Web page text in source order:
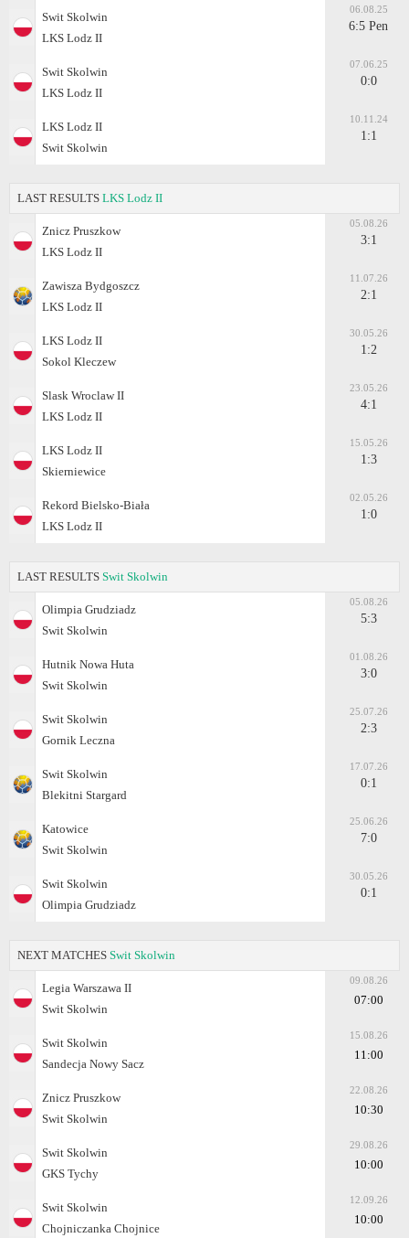
Swit Skolwin
LKS Lodz II
06.08.25
6:5 Pen
Swit Skolwin
LKS Lodz II
07.06.25
0:0
LKS Lodz II
Swit Skolwin
10.11.24
1:1
LAST RESULTS LKS Lodz II
Znicz Pruszkow
LKS Lodz II
05.08.26
3:1
Zawisza Bydgoszcz
LKS Lodz II
11.07.26
2:1
LKS Lodz II
Sokol Kleczew
30.05.26
1:2
Slask Wroclaw II
LKS Lodz II
23.05.26
4:1
LKS Lodz II
Skierniewice
15.05.26
1:3
Rekord Bielsko-Biała
LKS Lodz II
02.05.26
1:0
LAST RESULTS Swit Skolwin
Olimpia Grudziadz
Swit Skolwin
05.08.26
5:3
Hutnik Nowa Huta
Swit Skolwin
01.08.26
3:0
Swit Skolwin
Gornik Leczna
25.07.26
2:3
Swit Skolwin
Blekitni Stargard
17.07.26
0:1
Katowice
Swit Skolwin
25.06.26
7:0
Swit Skolwin
Olimpia Grudziadz
30.05.26
0:1
NEXT MATCHES Swit Skolwin
Legia Warszawa II
Swit Skolwin
09.08.26
07:00
Swit Skolwin
Sandecja Nowy Sacz
15.08.26
11:00
Znicz Pruszkow
Swit Skolwin
22.08.26
10:30
Swit Skolwin
GKS Tychy
29.08.26
10:00
Swit Skolwin
Chojniczanka Chojnice
12.09.26
10:00